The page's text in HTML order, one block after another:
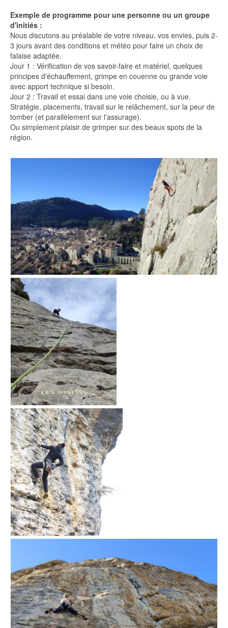
Exemple de programme pour une personne ou un groupe
d'initiés :
Nous discutons au préalable de votre niveau, vos envies, puis 2-
3 jours avant des conditions et météo pour faire un choix de
falaise adaptée.
Jour 1 : Vérification de vos savoir-faire et matériel, quelques
principes d'échauffement, grimpe en couenne ou grande voie
avec apport technique si besoin.
Jour 2 : Travail et essai dans une voie choisie, ou à vue.
Stratégie, placements, travail sur le relâchement, sur la peur de
tomber (et parallèlement sur l'assurage).
Ou simplement plaisir de grimper sur des beaux spots de la
région.